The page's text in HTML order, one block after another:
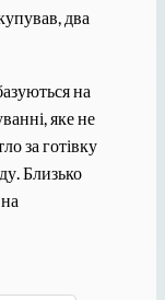
два
на
яке не
за готівку
Близько